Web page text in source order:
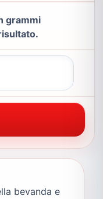
grammi
bevanda e